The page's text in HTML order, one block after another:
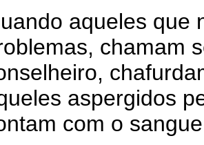
aqueles que
chamam
aspergidos
com o